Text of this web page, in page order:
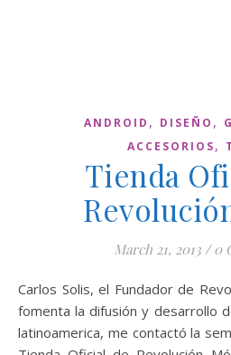
ANDROID , DISEÑO ,
ACCESORIOS,
Tienda
March 21, 2013 / 0
Carlos Solis, el Fundador de Revolución Móvil, un sitio que
fomenta la difusión y desarrollo
latinoamerica, me contactó la